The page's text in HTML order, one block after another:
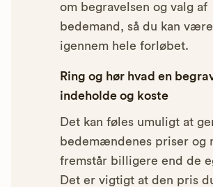
om begravelsen og valg af
bedemand, så du kan
igennem hele forløbet.
Ring og hør hvad en
indeholde og koste
Det kan føles umuligt at
bedemændenes priser og
fremstår billigere end de
Det er vigtigt at den pris